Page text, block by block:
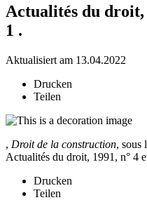
Actualités du droit,
1 .
Aktualisiert am 13.04.2022
Drucken
Teilen
, Droit de la construction, sous
Actualités du droit, 1991, n° 4
Drucken
Teilen